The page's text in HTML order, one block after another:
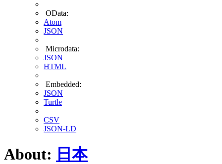
OData:
Atom
JSON
Microdata:
JSON
HTML
Embedded:
JSON
Turtle
CSV
JSON-LD
About: 日本